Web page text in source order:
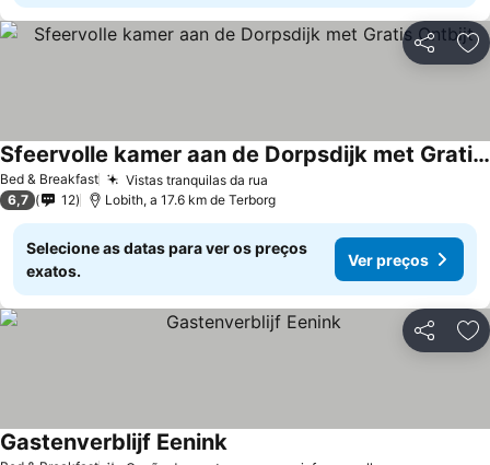
Partilhar
Bed & Breakfast Vistas tranquilas da rua
Sfeervolle kamer aan de Dorpsdijk met Gratis Ontbijt
Ver preços
6,7 12 Lobith, a 17.6 km de Terborg
Selecione as datas para ver os preços
exatos.
Ver preços
Partilhar
Gastenverblijf EeninkVer preços